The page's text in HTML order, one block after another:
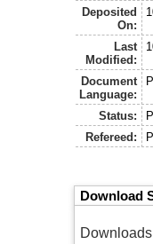
Deposited
On:
Last
Modified:
Document
Language:
Status:
Refereed:
Download
Downloads